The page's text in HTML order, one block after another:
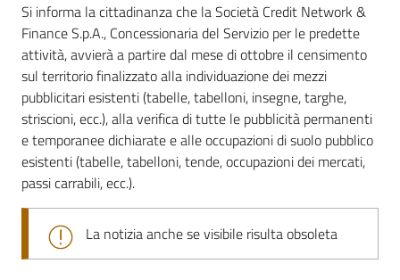
Si informa la cittadinanza che la Società Credit Network &
Finance S.p.A., Concessionaria del Servizio per le predette
attività, avvierà a partire dal mese di ottobre il censimento
sul territorio finalizzato alla individuazione dei mezzi
pubblicitari esistenti (tabelle, tabelloni, insegne, targhe,
striscioni, ecc.), alla verifica di tutte le pubblicità permanenti
e temporanee dichiarate e alle occupazioni di suolo pubblico
esistenti (tabelle, tabelloni, tende, occupazioni dei mercati,
passi carrabili, ecc.).
La notizia anche se visibile risulta obsoleta